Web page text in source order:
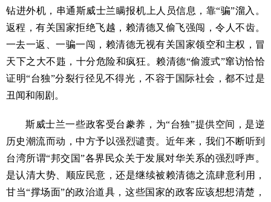
钻进外机，串通斯威士兰瞒报机上人员信息，靠“骗”溜入。
返程，有关国家拒绝飞越，赖清德又偷飞强闯，令人不齿。
一去一返、一骗一闯，赖清德无视有关国家领空和主权，冒
天下之大不韪，十分危险和疯狂。赖清德“偷渡式”窜访恰恰
证明“台独”分裂行径见不得光，不容于国际社会，都不过是
丑闻和闹剧。
斯威士兰一些政客受台豢养，为“台独”提供空间，是逆
历史潮流而动，中方予以强烈谴责。近年来，我们不断听到
台湾所谓“邦交国”各界民众关于发展对华关系的强烈呼声。
是认清大势、顺应民意，还是继续被赖清德之流肆意利用，
甘当“撑场面”的政治道具，这些国家的政客应该想想清楚，